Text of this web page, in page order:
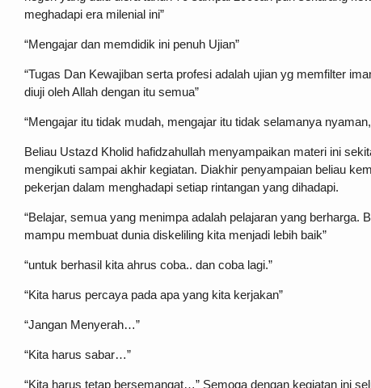
meghadapi era milenial ini”
“Mengajar dan memdidik ini penuh Ujian”
“Tugas Dan Kewajiban serta profesi adalah ujian yg memfilter
diuji oleh Allah dengan itu semua”
“Mengajar itu tidak mudah, mengajar itu tidak selamanya
Beliau Ustazd Kholid hafidzahullah menyampaikan materi ini
mengikuti sampai akhir kegiatan. Diakhir penyampaian beliau
pekerjan dalam menghadapi setiap rintangan yang dihadapi.
“Belajar, semua yang menimpa adalah pelajaran yang berharga.
mampu membuat dunia diskeliling kita menjadi lebih baik”
“untuk berhasil kita ahrus coba.. dan coba lagi.”
“Kita harus percaya pada apa yang kita kerjakan”
“Jangan Menyerah…”
“Kita harus sabar…”
“Kita harus tetap bersemangat…” Semoga dengan kegiatan ini